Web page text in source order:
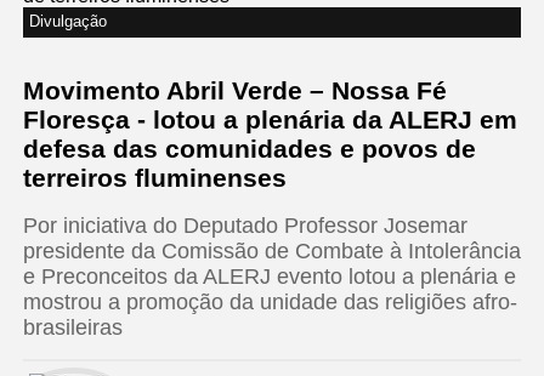
Divulgação
Movimento Abril Verde – Nossa Fé
Floresça - lotou a plenária da ALERJ em
defesa das comunidades e povos de
terreiros fluminenses
Por iniciativa do Deputado Professor Josemar
presidente da Comissão de Combate à Intolerância
e Preconceitos da ALERJ evento lotou a plenária e
mostrou a promoção da unidade das religiões afro-
brasileiras